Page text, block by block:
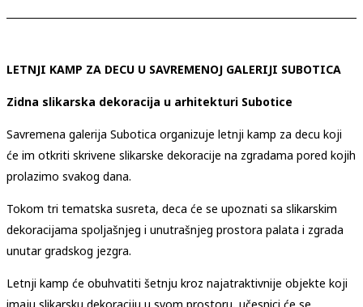
LETNJI KAMP ZA DECU U SAVREMENOJ GALERIJI SUBOTICA
Zidna slikarska dekoracija u arhitekturi Subotice
Savremena galerija Subotica organizuje letnji kamp za decu koji
će im otkriti skrivene slikarske dekoracije na zgradama pored kojih
prolazimo svakog dana.
Tokom tri tematska susreta, deca će se upoznati sa slikarskim
dekoracijama spoljašnjeg i unutrašnjeg prostora palata i zgrada
unutar gradskog jezgra.
Letnji kamp će obuhvatiti šetnju kroz najatraktivnije objekte koji